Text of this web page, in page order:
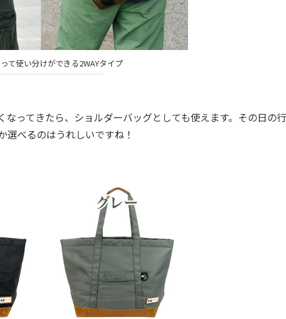
て使い分けができる2WAYタイプ
ってきたら、ショルダーバッグとしても使えます。その日の
べるのはうれしいですね！